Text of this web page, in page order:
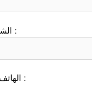
Société - الشركة :
Téléphone - الهاتف :